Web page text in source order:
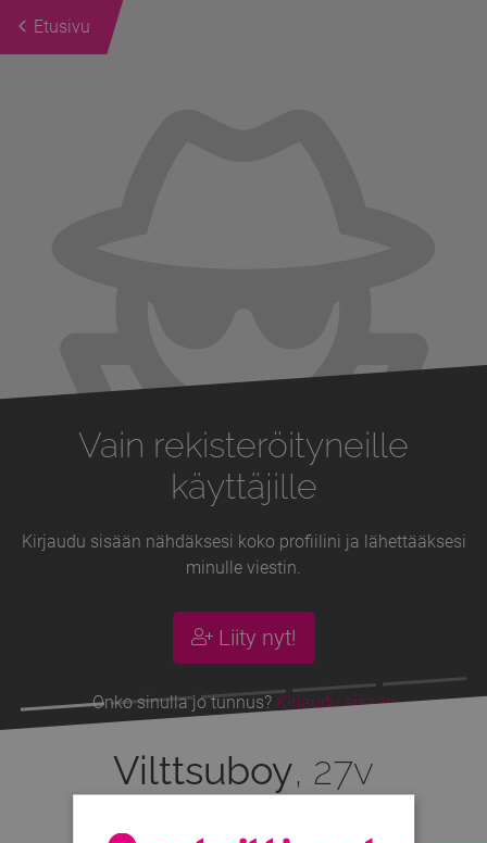
Etusivu
Vain rekisteröityneille
käyttäjille
Kirjaudu sisään nähdäksesi koko profiilini ja lähettääksesi
minulle viestin.
Liity nyt!
Onko sinulla jo tunnus? Kirjaudu sisään
Vilttsuboy, 27v